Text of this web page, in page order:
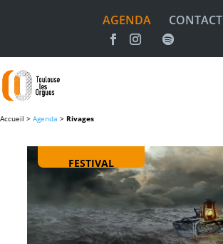
AGENDA CONTACT
Accueil > Agenda > Rivages
FESTIVAL